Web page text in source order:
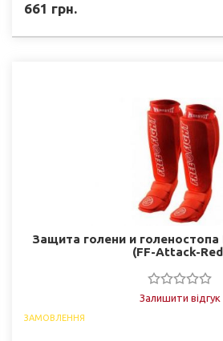
661 грн.
Защита голени и
(FF-Attack-
Залишити відгук
ЗАМОВЛЕННЯ